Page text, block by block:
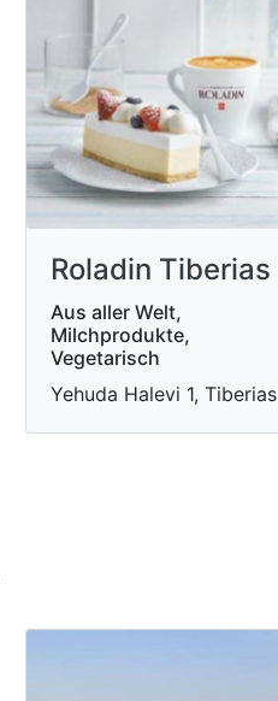
Roladin Tiberias
Aus aller Welt,
Milchprodukte,
Vegetarisch
Yehuda Halevi 1, Tiberias